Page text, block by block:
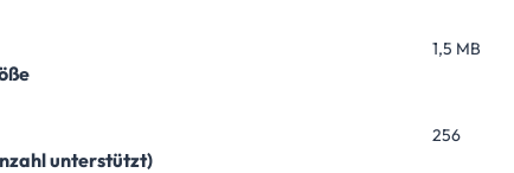
1,5 MB
unterstützt)
256